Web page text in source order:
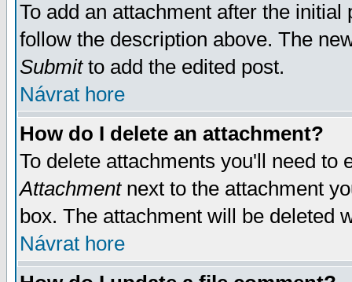
To add an attachment after the
follow the description above. The
Submitto add the edited post.
Návrat hore
How do I delete an attachment?
To delete attachments you'll need
Attachmentnext to the attachment
box. The attachment will be deleted
Návrat hore